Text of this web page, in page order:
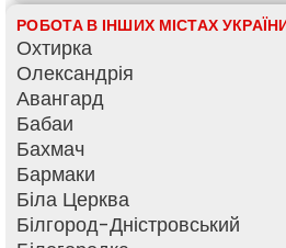
РОБОТА В ІНШИХ МІСТАХ
Охтирка
Олександрія
Авангард
Бабаи
Бахмач
Бармаки
Біла Церква
Білгород-Дністровський